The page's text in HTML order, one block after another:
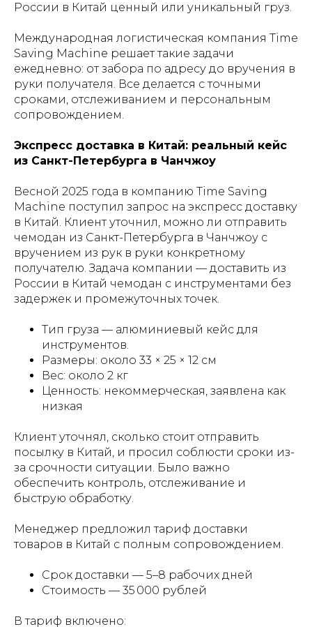
России в Китай ценный или уникальный груз.
Международная логистическая компания Time
Saving Machine решает такие задачи
ежедневно: от забора по адресу до вручения в
руки получателя. Все делается с точными
сроками, отслеживанием и персональным
сопровождением.
Экспресс доставка в Китай: реальный кейс
из Санкт-Петербурга в Чанчжоу
Весной 2025 года в компанию Time Saving
Machine поступил запрос на экспресс доставку
в Китай. Клиент уточнил, можно ли отправить
чемодан из Санкт-Петербурга в Чанчжоу с
вручением из рук в руки конкретному
получателю. Задача компании — доставить из
России в Китай чемодан с инструментами без
задержек и промежуточных точек.
Тип груза — алюминиевый кейс для
инструментов.
Размеры: около 33 × 25 × 12 см
Вес: около 2 кг
Ценность: некоммерческая, заявлена как
низкая
Клиент уточнял, сколько стоит отправить
посылку в Китай, и просил соблюсти сроки из-
за срочности ситуации. Было важно
обеспечить контроль, отслеживание и
быструю обработку.
Менеджер предложил тариф доставки
товаров в Китай с полным сопровождением.
Срок доставки — 5–8 рабочих дней
Стоимость — 35 000 рублей
В тариф включено: